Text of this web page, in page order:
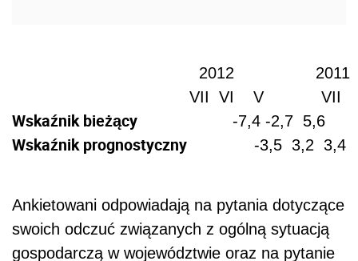
2012
VII  VI    V            VII
Wskaźnik bieżący
-7,4 -2,7  5,6
Wskaźnik prognostyczny
-3,5  3,2  3,4
Ankietowani odpowiadają na pytania dotyczące
swoich odczuć związanych z ogólną sytuacją
gospodarczą w województwie oraz na pytanie